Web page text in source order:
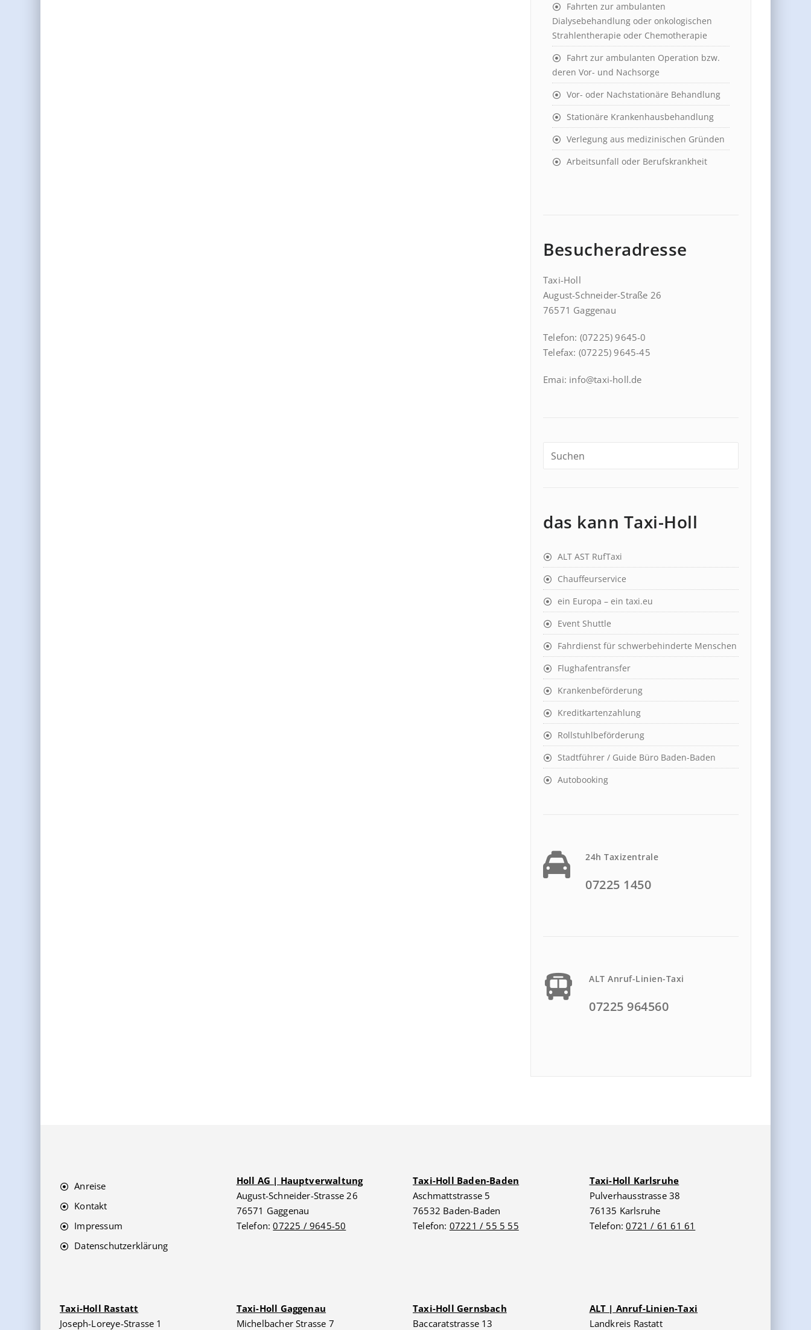
Fahrten zur ambulanten
Dialysebehandlung oder onkologischen
Strahlentherapie oder Chemotherapie
Fahrt zur ambulanten Operation bzw.
deren Vor- und Nachsorge
Vor- oder Nachstationäre Behandlung
Stationäre Krankenhausbehandlung
Verlegung aus medizinischen Gründen
Arbeitsunfall oder Berufskrankheit
Besucheradresse
Taxi-Holl
August-Schneider-Straße 26
76571 Gaggenau
Telefon: (07225) 9645-0
Telefax: (07225) 9645-45
Emai: info@taxi-holl.de
das kann Taxi-Holl
ALT AST RufTaxi
Chauffeurservice
ein Europa – ein taxi.eu
Event Shuttle
Fahrdienst für schwerbehinderte Menschen
Flughafentransfer
Krankenbeförderung
Kreditkartenzahlung
Rollstuhlbeförderung
Stadtführer / Guide Büro Baden-Baden
Autobooking
24h Taxizentrale
07225 1450
ALT Anruf-Linien-Taxi
07225 964560
Anreise
Kontakt
Impressum
Datenschutzerklärung
Holl AG | Hauptverwaltung
August-Schneider-Strasse 26
76571 Gaggenau
Telefon:07225 / 9645-50
Taxi-Holl Baden-Baden
Aschmattstrasse 5
76532 Baden-Baden
Telefon: 07221 / 55 5 55
Taxi-Holl Karlsruhe
Pulverhausstrasse 38
76135 Karlsruhe
Telefon:0721 / 61 61 61
Taxi-Holl Rastatt
Joseph-Loreye-Strasse 1
Taxi-Holl Gaggenau
Michelbacher Strasse 7
Taxi-Holl Gernsbach
Baccaratstrasse 13
ALT | Anruf-Linien-Taxi
Landkreis Rastatt